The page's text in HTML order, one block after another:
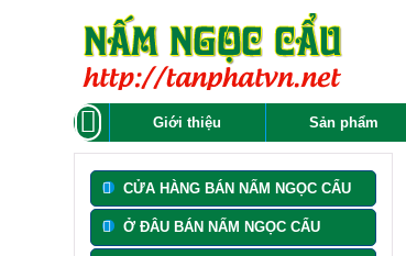
Giới thiệu Sản phẩm
CỬA HÀNG BÁN NẤM NGỌC CẨU
Ở ĐÂU BÁN NẤM NGỌC CẨU